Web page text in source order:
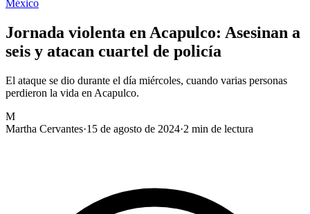
México
Jornada violenta en Acapulco: Asesinan a
seis y atacan cuartel de policía
El ataque se dio durante el día miércoles, cuando varias personas
perdieron la vida en Acapulco.
M
Martha Cervantes·15 de agosto de 2024·2 min de lectura